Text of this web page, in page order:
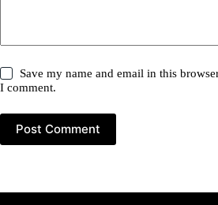
Save my name and email in this
I comment.
Post Comment